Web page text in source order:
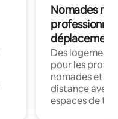
Nomades
déplacement
Des
pour les
nomades et
distance avec
espaces de